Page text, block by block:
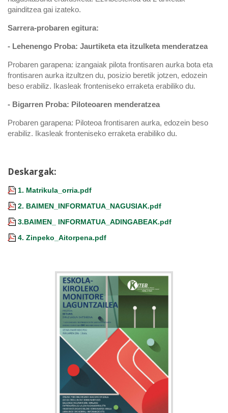
gainditzea gai izateko.
Sarrera-probaren egitura:
- Lehenengo Proba: Jaurtiketa eta itzulketa menderatzea
Probaren garapena: izangaiak pilota frontisaren aurka bota eta
frontisaren aurka itzultzen du, posizio beretik jotzen, edozein
beso erabiliz. Ikasleak fronteniseko erraketa erabiliko du.
- Bigarren Proba: Piloteoaren menderatzea
Probaren garapena: Piloteoa frontisaren aurka, edozein beso
erabiliz. Ikasleak fronteniseko erraketa erabiliko du.
Deskargak:
1. Matrikula_orria.pdf
2. BAIMEN_INFORMATUA_NAGUSIAK.pdf
3.BAIMEN_ INFORMATUA_ADINGABEAK.pdf
4. Zinpeko_Aitorpena.pdf